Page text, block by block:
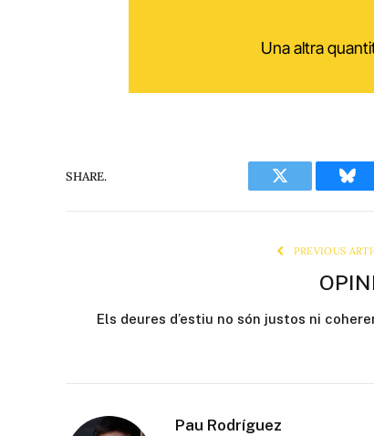
Una altra
SHARE.
Twitter
PREVIOUS
Els deures d’estiu no són justos ni
Pau Rodríguez